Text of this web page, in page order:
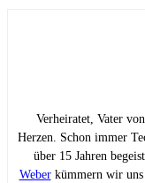
Verheiratet, Vater
Herzen. Schon immer
über 15 Jahren
Weberkümmern wir uns